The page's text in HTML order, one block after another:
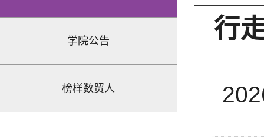
学院公告
榜样数贸人
行